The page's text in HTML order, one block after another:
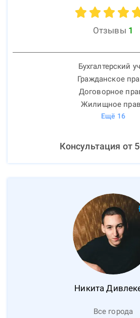
Отзывы 1
Бухгалтерский
Гражданское
Договорное
Жилищное
Ещё 16
Консультация от
Никита
Все города